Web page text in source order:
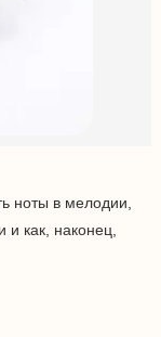
ноты в мелодии,
и как, наконец,